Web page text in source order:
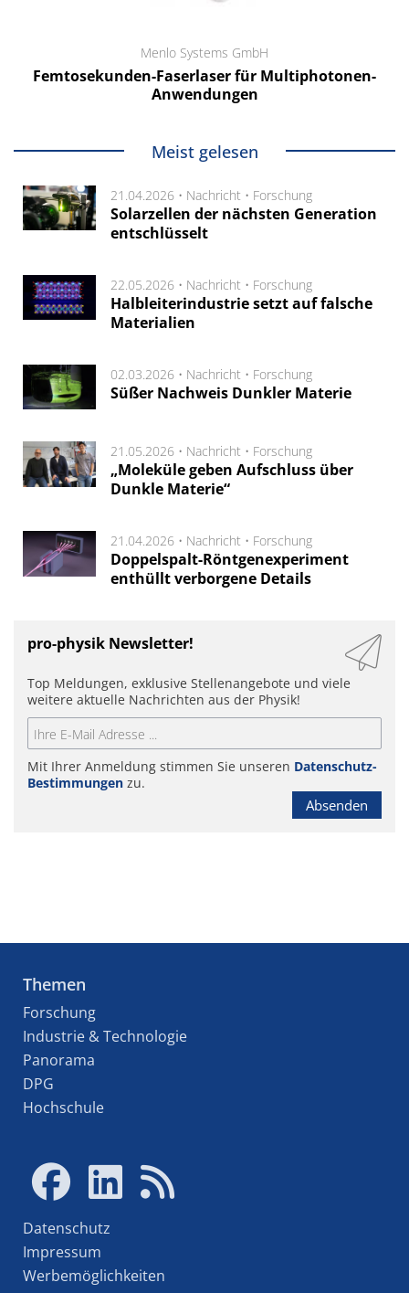
Menlo Systems GmbH
Femtosekunden-Faserlaser für Multiphotonen-
Anwendungen
Meist gelesen
21.04.2026 • Nachricht • Forschung
Solarzellen der nächsten Generation
entschlüsselt
22.05.2026 • Nachricht • Forschung
Halbleiterindustrie setzt auf falsche
Materialien
02.03.2026 • Nachricht • Forschung
Süßer Nachweis Dunkler Materie
21.05.2026 • Nachricht • Forschung
„Moleküle geben Aufschluss über
Dunkle Materie“
21.04.2026 • Nachricht • Forschung
Doppelspalt-Röntgenexperiment
enthüllt verborgene Details
pro-physik Newsletter!
Top Meldungen, exklusive Stellenangebote und viele
weitere aktuelle Nachrichten aus der Physik!
Mit Ihrer Anmeldung stimmen Sie unseren Datenschutz-
Bestimmungen zu.
Absenden
Themen
Forschung
Industrie & Technologie
Panorama
DPG
Hochschule
Datenschutz
Impressum
Werbemöglichkeiten